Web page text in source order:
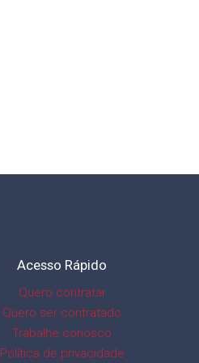
Acesso Rápido
Quero contratar
Quero ser contratado
Trabalhe conosco
Política de privacidade